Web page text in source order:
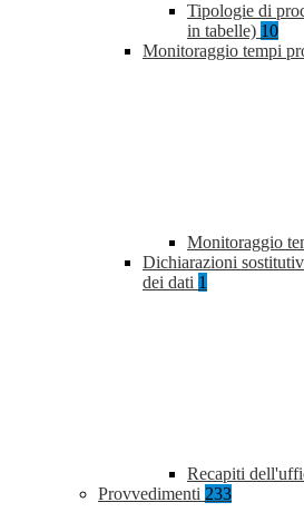
Tipologie di
in tabelle) 10
Monitoraggio tempi
Monitoraggio
Dichiarazioni
dei dati 1
Recapiti
Provvedimenti 233